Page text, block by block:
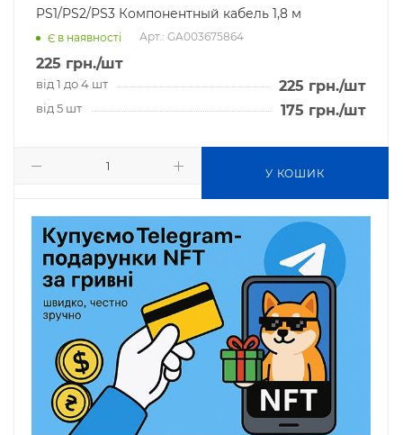
PS1/PS2/PS3 Компонентный кабель 1,8 м
Є в наявності Арт.: GA003675864
225 грн./шт
від 1 до 4 шт 225 грн./шт
від 5 шт 175 грн./шт
У КОШИК